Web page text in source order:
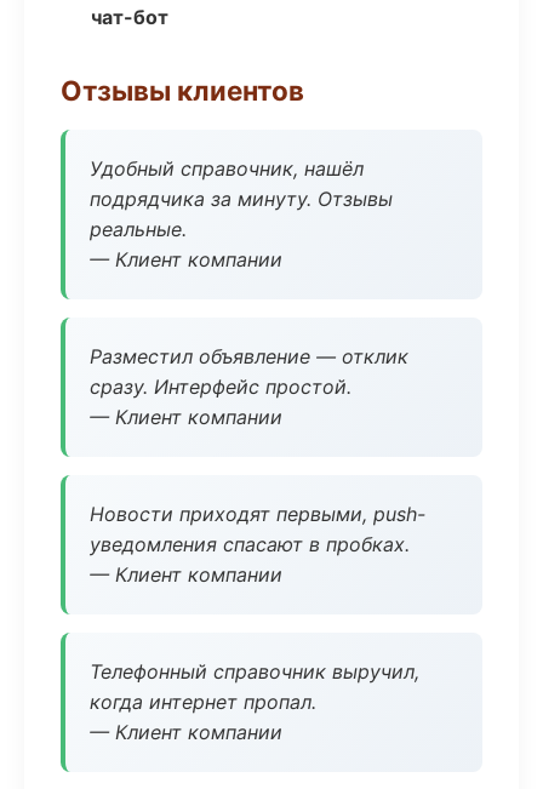
чат-бот
Отзывы клиентов
Удобный справочник, нашёл
подрядчика за минуту. Отзывы
реальные.
— Клиент компании
Разместил объявление — отклик
сразу. Интерфейс простой.
— Клиент компании
Новости приходят первыми, push-
уведомления спасают в пробках.
— Клиент компании
Телефонный справочник выручил,
когда интернет пропал.
— Клиент компании